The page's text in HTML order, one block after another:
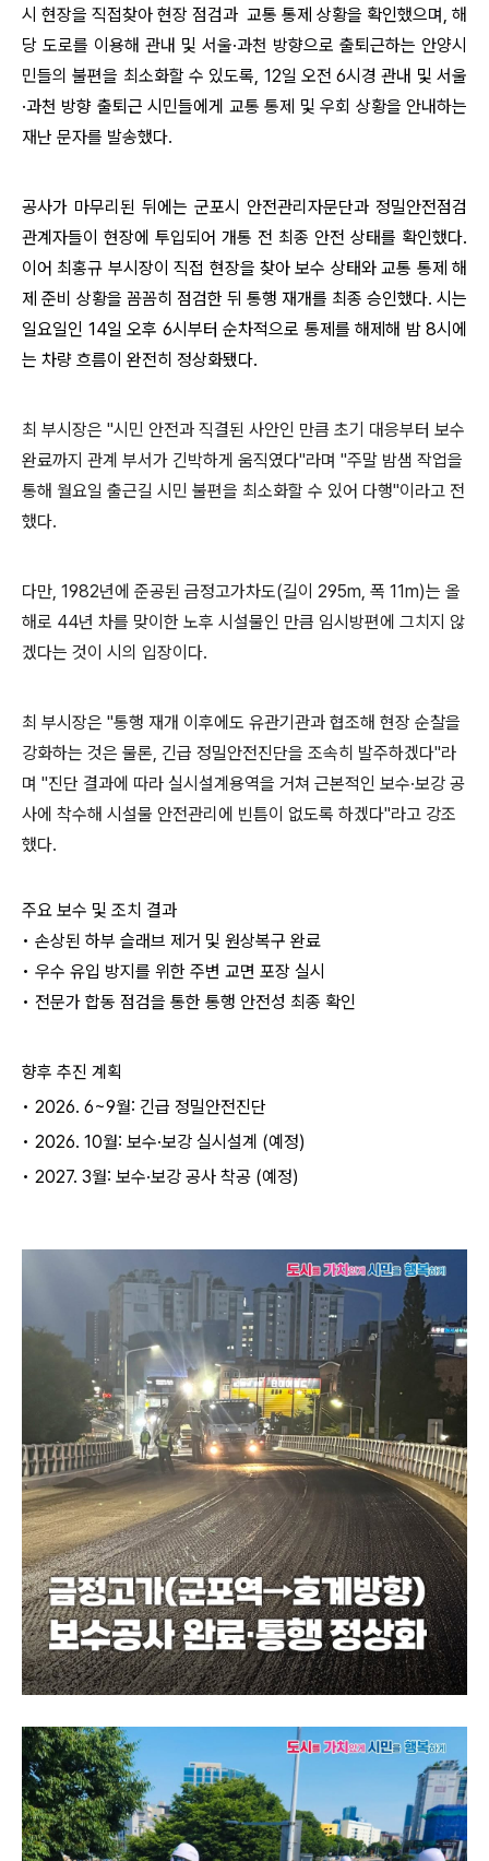
시 현장을 직접찾아 현장 점검과 교통 통제 상황을 확인했으며, 해
당 도로를 이용해 관내 및 서울·과천 방향으로 출퇴근하는 안양시
민들의 불편을 최소화할 수 있도록, 12일 오전 6시경관내 및 서울
·과천 방향 출퇴근 시민들에게 교통 통제 및 우회 상황을 안내하는
재난 문자를 발송했다.
공사가 마무리된 뒤에는 군포시 안전관리자문단과 정밀안전점검
관계자들이 현장에 투입되어 개통 전 최종 안전 상태를 확인했다.
이어 최홍규 부시장이 직접 현장을 찾아 보수 상태와 교통 통제 해
제 준비 상황을 꼼꼼히 점검한 뒤 통행 재개를 최종 승인했다. 시는
일요일인 14일 오후 6시부터 순차적으로 통제를 해제해 밤 8시에
는 차량 흐름이 완전히 정상화됐다.
최 부시장은 "시민 안전과 직결된 사안인 만큼 초기 대응부터 보수
완료까지 관계 부서가 긴박하게 움직였다"라며 "주말 밤샘 작업을
통해 월요일 출근길 시민 불편을 최소화할 수 있어 다행"이라고 전
했다.
다만, 1982년에 준공된 금정고가차도(길이 295m, 폭 11m)는 올
해로 44년 차를 맞이한 노후 시설물인 만큼 임시방편에 그치지 않
겠다는 것이 시의 입장이다.
최 부시장은 "통행 재개 이후에도 유관기관과 협조해 현장 순찰을
강화하는 것은 물론, 긴급 정밀안전진단을 조속히 발주하겠다"라
며 "진단 결과에 따라 실시설계용역을 거쳐 근본적인 보수·보강 공
사에 착수해 시설물 안전관리에 빈틈이 없도록 하겠다"라고 강조
했다.
주요 보수 및 조치 결과
• 손상된 하부 슬래브 제거 및 원상복구 완료
• 우수 유입 방지를 위한 주변 교면 포장 실시
• 전문가 합동 점검을 통한 통행 안전성 최종 확인
향후 추진 계획
• 2026. 6~9월: 긴급 정밀안전진단
• 2026. 10월: 보수·보강 실시설계 (예정)
• 2027. 3월: 보수·보강 공사 착공 (예정)